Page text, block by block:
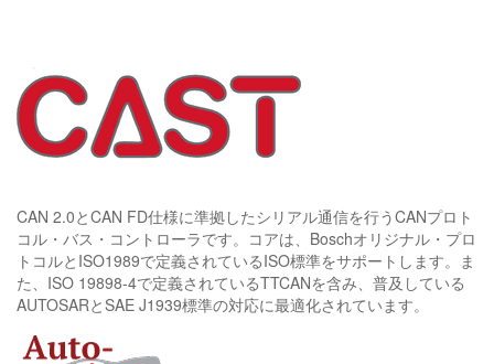
CAN 2.0とCAN FD仕様に準拠したシリアル通信を行うCANプロト
コル・バス・コントローラです。コアは、Boschオリジナル・プロ
トコルとISO1989で定義されているISO標準をサポートします。ま
た、ISO 19898-4で定義されているTTCANを含み、普及している
AUTOSARとSAE J1939標準の対応に最適化されています。